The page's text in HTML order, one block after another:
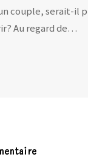
couple, serait-il
Au regard de…